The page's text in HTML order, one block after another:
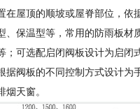
在屋顶的顺坡或屋脊部位，依
、保温型等，常用的防雨板材
；可选配启闭阀板设计为启闭
据阀板的不同控制方式设计为
天窗。